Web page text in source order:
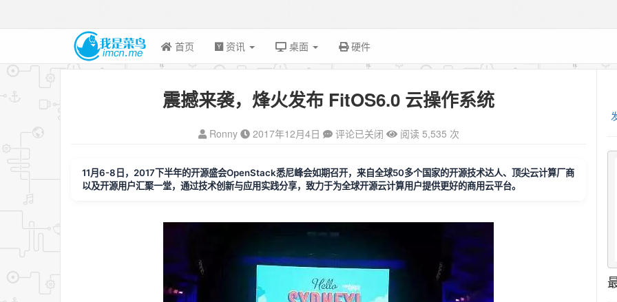
首页 资讯 桌面 硬件
震撼来袭，烽火发布 FitOS6.0 云操作系统
Ronny 2017年12月4日 评论已关闭 阅读 5,535 次
11月6-8日，2017下半年的开源盛会OpenStack悉尼峰会如期召开，来自全球50多个国家的开源技术达人、顶尖云计算厂商
以及开源用户汇聚一堂，通过技术创新与应用实践分享，致力于为全球开源云计算用户提供更好的商用云平台。